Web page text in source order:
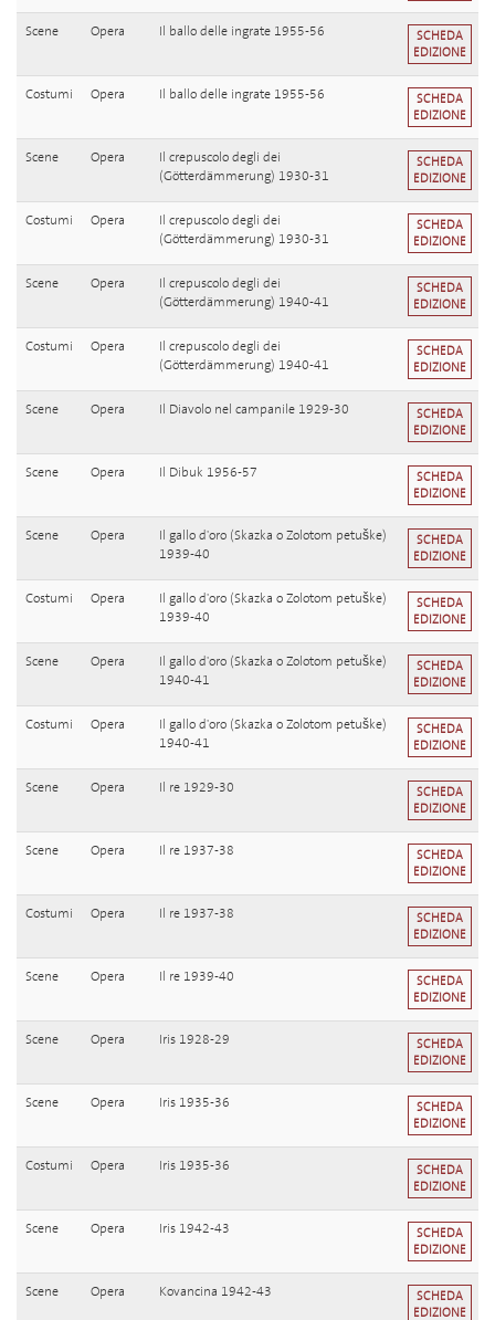
Scene Opera Il ballo delle ingrate 1955-56
SCHEDA
EDIZIONE
Costumi Opera Il ballo delle ingrate 1955-56
SCHEDA
EDIZIONE
Scene Opera
Il crepuscolo degli dei
(Götterdämmerung) 1930-31
SCHEDA
EDIZIONE
Costumi Opera
Il crepuscolo degli dei
(Götterdämmerung) 1930-31
SCHEDA
EDIZIONE
Scene Opera
Il crepuscolo degli dei
(Götterdämmerung) 1940-41
SCHEDA
EDIZIONE
Costumi Opera
Il crepuscolo degli dei
(Götterdämmerung) 1940-41
SCHEDA
EDIZIONE
Scene Opera Il Diavolo nel campanile 1929-30
SCHEDA
EDIZIONE
Scene Opera Il Dibuk 1956-57
SCHEDA
EDIZIONE
Scene Opera
Il gallo d'oro (Skazka o Zolotom petuške)
1939-40
SCHEDA
EDIZIONE
Costumi Opera
Il gallo d'oro (Skazka o Zolotom petuške)
1939-40
SCHEDA
EDIZIONE
Scene Opera
Il gallo d'oro (Skazka o Zolotom petuške)
1940-41
SCHEDA
EDIZIONE
Costumi Opera
Il gallo d'oro (Skazka o Zolotom petuške)
1940-41
SCHEDA
EDIZIONE
Scene Opera Il re 1929-30
SCHEDA
EDIZIONE
Scene Opera Il re 1937-38
SCHEDA
EDIZIONE
Costumi Opera Il re 1937-38
SCHEDA
EDIZIONE
Scene Opera Il re 1939-40
SCHEDA
EDIZIONE
Scene Opera Iris 1928-29
SCHEDA
EDIZIONE
Scene Opera Iris 1935-36
SCHEDA
EDIZIONE
Costumi Opera Iris 1935-36
SCHEDA
EDIZIONE
Scene Opera Iris 1942-43
SCHEDA
EDIZIONE
Scene Opera Kovancina 1942-43
SCHEDA
EDIZIONE